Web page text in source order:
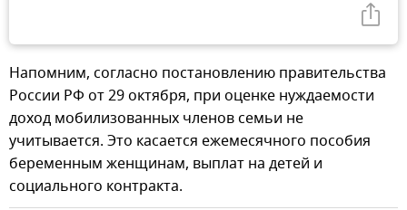
Напомним, согласно постановлению правительства
России РФ от 29 октября, при оценке нуждаемости
доход мобилизованных членов семьи не
учитывается. Это касается ежемесячного пособия
беременным женщинам, выплат на детей и
социального контракта.